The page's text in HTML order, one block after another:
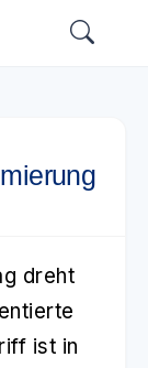
dreht
ist in